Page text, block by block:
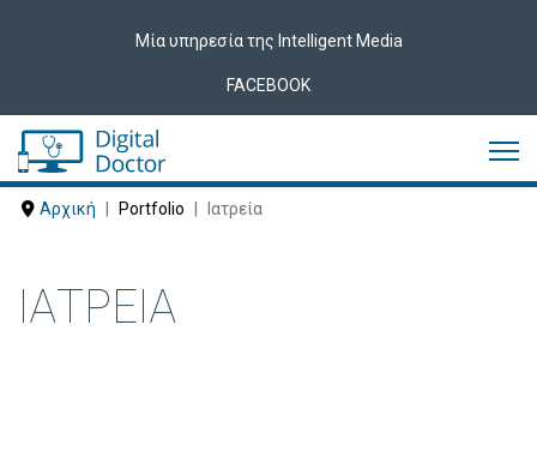
Μία υπηρεσία της Intelligent Media
FACEBOOK
Αρχική Portfolio Ιατρεία
ΙΑΤΡΕΊΑ